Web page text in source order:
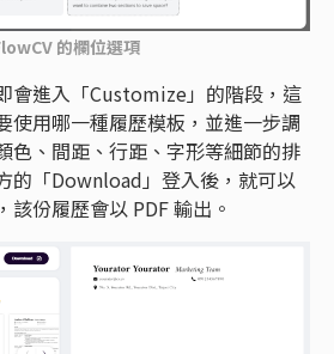
的欄位選項
會進入「Customize」的階段，這
使用哪一種履歷模板，並進一步調
色、間距、行距、字形等細節的排
的「Download」登入後，就可以
份履歷會以 PDF 輸出。